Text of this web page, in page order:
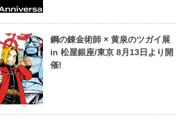
鋼の錬金術師 × 黄泉のツガイ展
in 松屋銀座/東京 8月13日より開
催!